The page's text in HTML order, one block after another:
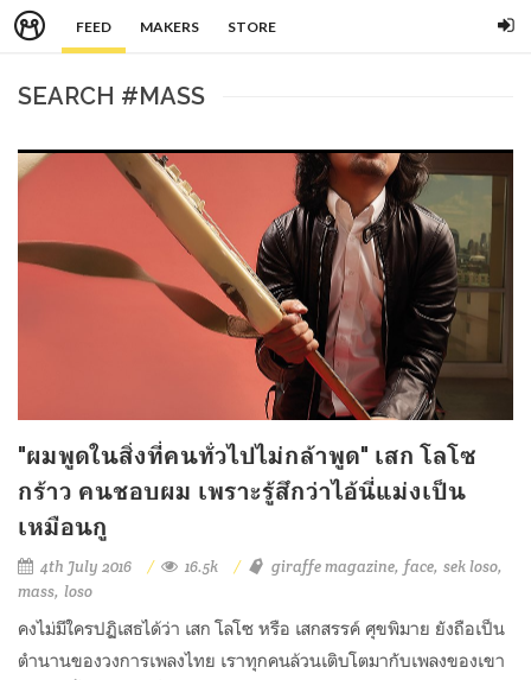
FEED MAKERS STORE
SEARCH #MASS
"ผมพูดในสิ่งที่คนทั่วไปไม่กล้าพูด" เสก โลโซ
กร้าว คนชอบผม เพราะรู้สึกว่าไอ้นี่แม่งเป็น
เหมือนกู
4th July 2016 16.5k giraffe magazine face sek loso
mass loso
คงไม่มีใครปฏิเสธได้ว่า เสก โลโซ หรือ เสกสรรค์ ศุขพิมาย ยังถือเป็น
ตำนานของวงการเพลงไทย เราทุกคนล้วนเติบโตมากับเพลงของเขา